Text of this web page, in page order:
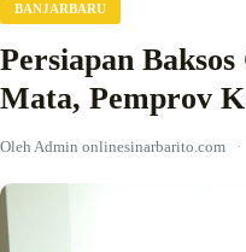
BANJARBARU
Persiapan
Mata, Pemprov
Oleh Admin onlinesinarbarito.com ·